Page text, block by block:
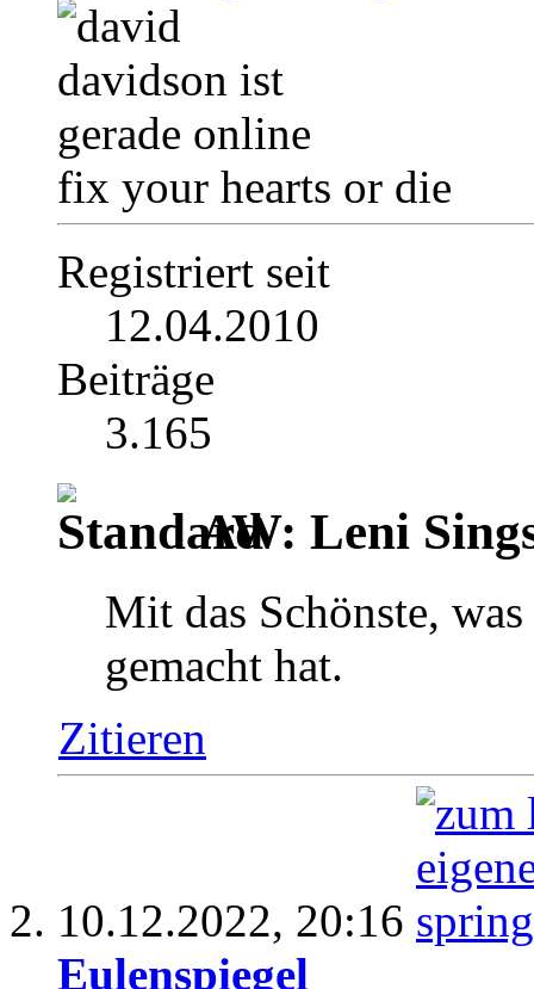
fix your hearts or die
Registriert seit
12.04.2010
Beiträge
3.165
AW: Leni
Mit das Schönste,
gemacht hat.
Zitieren
10.12.2022, 20:16
Eulenspiegel